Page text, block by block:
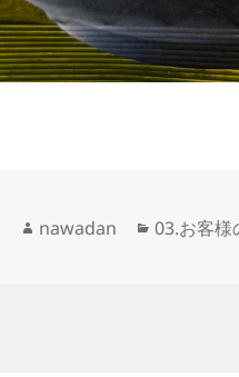
作
nawadan
カ
03.お客様